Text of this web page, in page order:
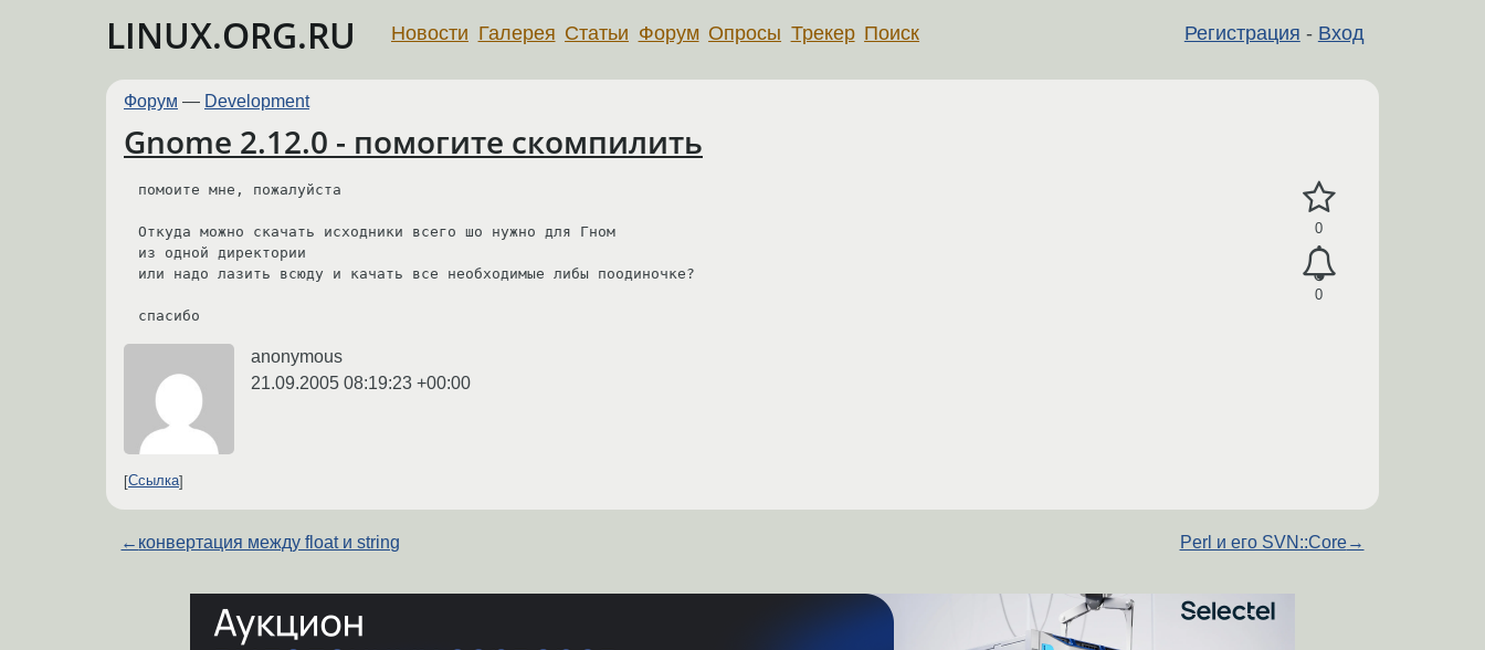
LINUX.ORG.RU Регистрация - Вход
Новости Галерея Статьи Форум Опросы Трекер Поиск
Форум — Development
Gnome 2.12.0 - помогите скомпилить
0
0
помоите мне, пожалуйста
Откуда можно скачать исходники всего шо нужно для Гном
из одной директории
или надо лазить всюду и качать все необходимые либы поодиночке?
спасибо
anonymous
21.09.2005 08:19:23 +00:00
Ссылка
← конвертация между float и string Perl и его SVN::Core→